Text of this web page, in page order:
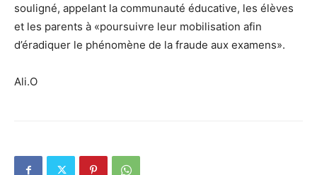
souligné, appelant la communauté éducative, les élèves
et les parents à «poursuivre leur mobilisation afin
d’éradiquer le phénomène de la fraude aux examens».
Ali.O